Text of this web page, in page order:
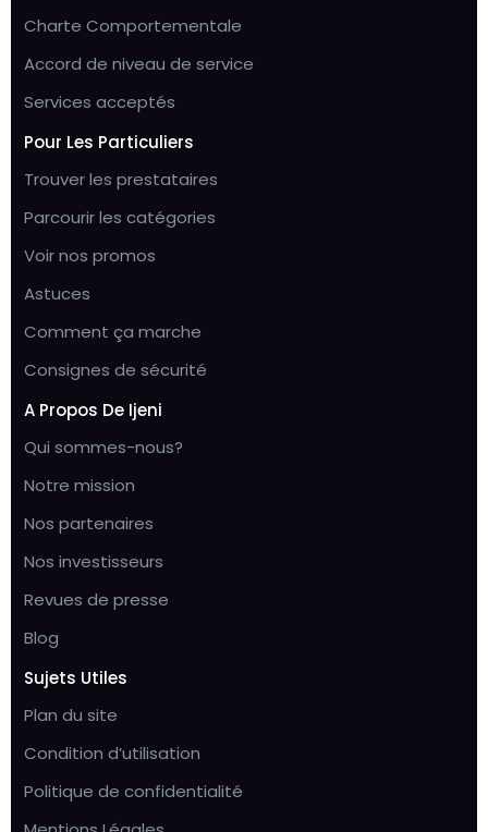
Charte Comportementale
Accord de niveau de service
Services acceptés
Pour Les Particuliers
Trouver les prestataires
Parcourir les catégories
Voir nos promos
Astuces
Comment ça marche
Consignes de sécurité
A Propos De Ijeni
Qui sommes-nous?
Notre mission
Nos partenaires
Nos investisseurs
Revues de presse
Blog
Sujets Utiles
Plan du site
Condition d’utilisation
Politique de confidentialité